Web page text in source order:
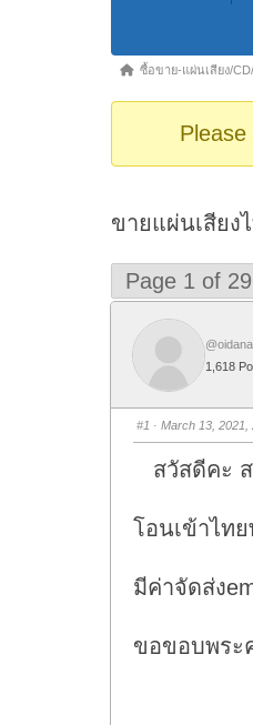
Forum
breadcrumbs
ซื้อขาย-แผ่นเสียง/
Please
ขายแผ่นเสียง
Page 1 of 29
1,618
#1 · March 13, 2021,
สวัสดีคะ
โอนเข้าไท
มีค่าจัดส่ง
ขอขอบพระ